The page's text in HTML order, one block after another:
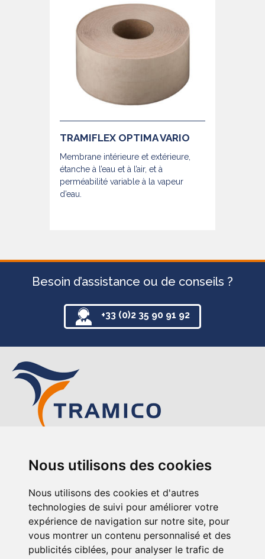
Nous utilisons des cookies
Nous utilisons des cookies et d'autres
technologies de suivi pour améliorer votre
expérience de navigation sur notre site, pour
vous montrer un contenu personnalisé et des
publicités ciblées, pour analyser le trafic de
TRAMIFLEX OPTIMA VARIO
Membrane intérieure et extérieure,
étanche à l’eau et à l’air, et à
perméabilité variable à la vapeur
d’eau.
Besoin d’assistance ou de conseils ?
+33 (0)2 35 90 91 92
12-14 avenue de l’Europe
+33 (0)2 35 90 91 92